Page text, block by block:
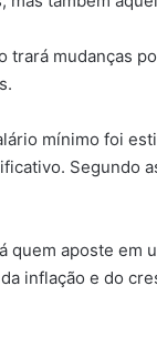
trará mudanças
mínimo foi
Segundo
quem aposte em
inflação e do